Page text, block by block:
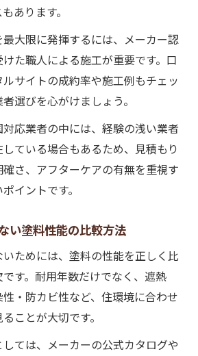
あります。
大限に発揮するには、メーカー認
た職人による施工が重要です。口
サイトの成約率や施工例もチェッ
選びを心がけましょう。
応業者の中には、経験の浅い業者
ている場合もあるため、見積もり
さ、アフターケアの有無を重視す
イントです。
い塗料性能の比較方法
ためには、塗料の性能を正しく比
す。耐用年数だけでなく、遮熱
・防カビ性など、住環境に合わせ
ことが大切です。
ては、メーカーの公式カタログや